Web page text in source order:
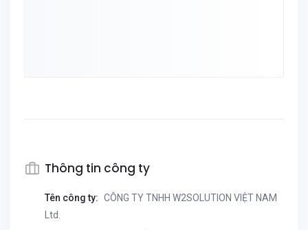
Thông tin công ty
Tên công ty: CÔNG TY TNHH W2SOLUTION VIỆT NAM
Ltd.